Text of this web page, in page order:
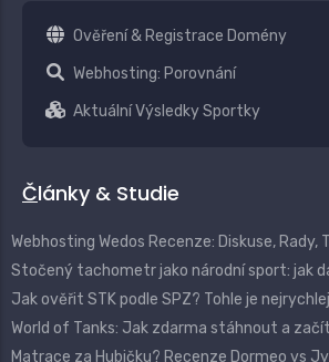
Ověření & Registrace Domény
Webhosting: Porovnání
Aktuální Výsledky Sportky
Články & Studie
Webhosting Wedos Recenze: Diskuse, Rady,
Stočený tachometr jako národní sport: jak
Jak ověřit STK podle SPZ? Tohle je
World of Tanks: Jak zdarma stáhnout a
Matrace za Hubičku? Recenze Dormeo vs